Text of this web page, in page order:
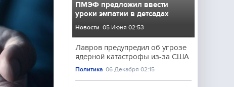
ПМЭФ предложил ввести
уроки эмпатии в детсадах
Новости 05 Июня 02:53
Лавров предупредил об угрозе
ядерной катастрофы из-за США
Политика 06 Декабря 02:15